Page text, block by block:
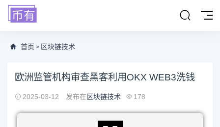
首页 > 区块链技术
欧洲监管机构审查黑客利用OKX WEB3洗钱
2025-03-12 发布在区块链技术 178